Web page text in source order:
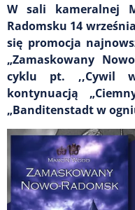
W sali kameralnej
Radomsku 14
się promocja
„Zamaskowany
cyklu pt. ,,Cywil
kontynuacją
„Banditenstadt w